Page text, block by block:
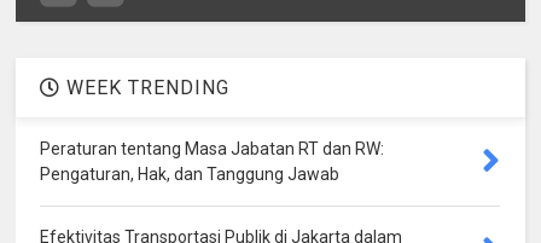
WEEK TRENDING
Peraturan tentang Masa Jabatan RT dan RW:
Pengaturan, Hak, dan Tanggung Jawab
Efektivitas Transportasi Publik di Jakarta dalam